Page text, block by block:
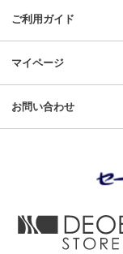
ご利用ガイド
マイページ
お問い合わせ